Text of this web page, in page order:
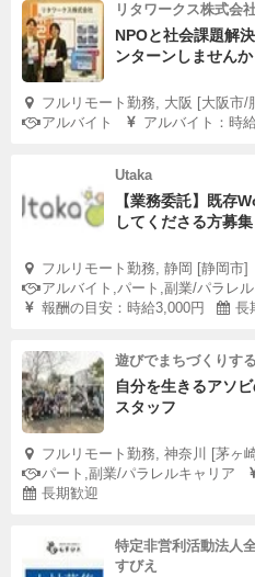
県からの移住者。
みんな、田舎で暮らす人のつ
ろ。
そして、一度受け入れてもら
愛されるパティスリーのパテ
よそ者が、この地で愛される
えます。
是非、大舟に乗った気持ちで
リタワークス株式会
NPOと社会課題解
ンターンしませんか
フルリモート勤務, 大阪 [大阪市/
アルバイト
アルバイト：時
Utaka
【業務委託】既存
してくださる方募集
フルリモート勤務, 静岡 [静岡市]
アルバイト,パート,副業/パラレ
報酬の目安：時給3,000円
長
遊びでまちづくりす
自分を生きるアソ
スタッフ
フルリモート勤務, 神奈川 [茅ヶ
パート,副業/パラレルキャリア
長期歓迎
特定非営利活動法人
すびえ